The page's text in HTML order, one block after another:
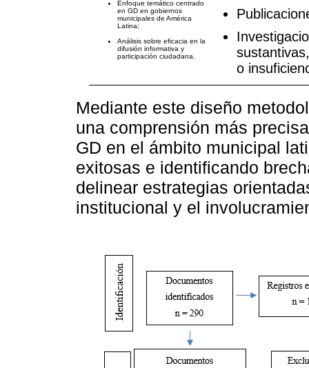
Enfoque temático centrado
en GD en gobiernos
municipales de América
Latina;
Análisis sobre eficacia en la
difusión informativa y
participación ciudadana.
o
Mediante este diseño
una comprensión más
GD en el ámbito municipal
exitosas e identificando
delinear estrategias
institucional y el